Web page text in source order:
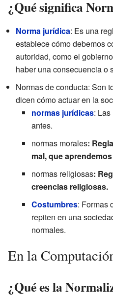
¿Qué significa
Norma jurídica: Es una
establece cómo debemos
autoridad, como el
haber una consecuencia o
Normas de conducta: Son
dicen cómo actuar en la
normas jurídicas:
antes.
normas morales:
mal, que
normas religiosas:
creencias religiosas.
Costumbres: Formas
repiten en una
normales.
En la
¿Qué es la